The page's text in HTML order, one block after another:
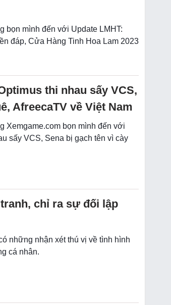
bọn mình đến với Update LMHT:
đáp, Cửa Hàng Tinh Hoa Lam 2023
thi nhau sấy VCS,
AfreecaTV về Việt Nam
Xemgame.com bọn mình đến với
sấy VCS, Sena bị gạch tên vì cày
chỉ ra sự đối lập
những nhận xét thú vị về tình hình
cá nhân.